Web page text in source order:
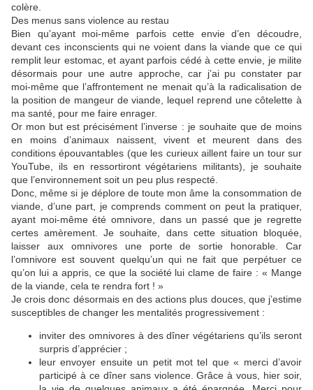
colère.
Des menus sans violence au restau
Bien qu’ayant moi-même parfois cette envie d’en découdre,
devant ces inconscients qui ne voient dans la viande que ce qui
remplit leur estomac, et ayant parfois cédé à cette envie, je milite
désormais pour une autre approche, car j’ai pu constater par
moi-même que l’affrontement ne menait qu’à la radicalisation de
la position de mangeur de viande, lequel reprend une côtelette à
ma santé, pour me faire enrager.
Or mon but est précisément l’inverse : je souhaite que de moins
en moins d’animaux naissent, vivent et meurent dans des
conditions épouvantables (que les curieux aillent faire un tour sur
YouTube, ils en ressortiront végétariens militants), je souhaite
que l’environnement soit un peu plus respecté.
Donc, même si je déplore de toute mon âme la consommation de
viande, d’une part, je comprends comment on peut la pratiquer,
ayant moi-même été omnivore, dans un passé que je regrette
certes amèrement. Je souhaite, dans cette situation bloquée,
laisser aux omnivores une porte de sortie honorable. Car
l’omnivore est souvent quelqu’un qui ne fait que perpétuer ce
qu’on lui a appris, ce que la société lui clame de faire : « Mange
de la viande, cela te rendra fort ! »
Je crois donc désormais en des actions plus douces, que j’estime
susceptibles de changer les mentalités progressivement :
inviter des omnivores à des dîner végétariens qu’ils seront
surpris d’apprécier ;
leur envoyer ensuite un petit mot tel que « merci d’avoir
participé à ce dîner sans violence. Grâce à vous, hier soir,